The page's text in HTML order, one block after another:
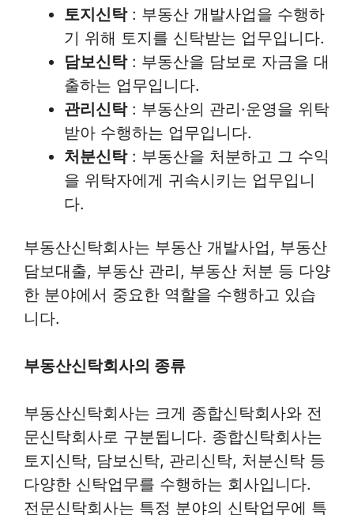
토지신탁: 부동산 개발사업을 수행하
기 위해 토지를 신탁받는 업무입니다.
담보신탁: 부동산을 담보로 자금을 대
출하는 업무입니다.
관리신탁: 부동산의 관리·운영을 위탁
받아 수행하는 업무입니다.
처분신탁: 부동산을 처분하고 그 수익
을 위탁자에게 귀속시키는 업무입니
다.
부동산신탁회사는 부동산 개발사업, 부동산
담보대출, 부동산 관리, 부동산 처분 등 다양
한 분야에서 중요한 역할을 수행하고 있습
니다.
부동산신탁회사의 종류
부동산신탁회사는 크게 종합신탁회사와 전
문신탁회사로 구분됩니다. 종합신탁회사는
토지신탁, 담보신탁, 관리신탁, 처분신탁 등
다양한 신탁업무를 수행하는 회사입니다.
전문신탁회사는 특정 분야의 신탁업무에 특